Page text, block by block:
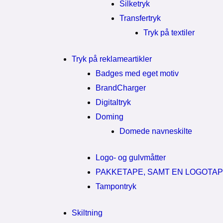
Silketryk
Transfertryk
Tryk på textiler
Tryk på reklameartikler
Badges med eget motiv
BrandCharger
Digitaltryk
Doming
Domede navneskilte
Logo- og gulvmåtter
PAKKETAPE, SAMT EN
Tampontryk
Skiltning